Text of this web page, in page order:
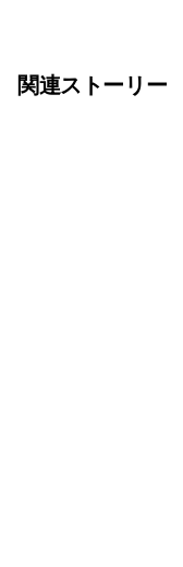
関連ストーリー